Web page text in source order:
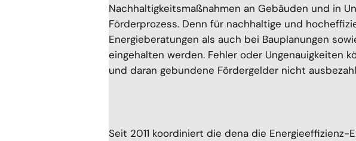
Nachhaltigkeitsmaßnahmen an Gebäuden und in
Förderprozess. Denn für nachhaltige und
Energieberatungen als auch bei Bauplanungen
eingehalten werden. Fehler oder Ungenauigkeiten
und daran gebundene Fördergelder nicht
Seit 2011 koordiniert die dena die